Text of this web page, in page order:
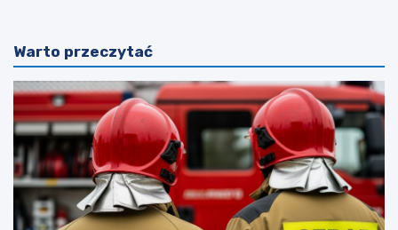
Warto przeczytać